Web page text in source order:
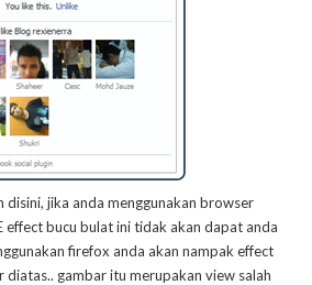
disini, jika anda menggunakan browser
effect bucu bulat ini tidak akan dapat anda
firefox anda akan nampak effect
gambar itu merupakan view salah